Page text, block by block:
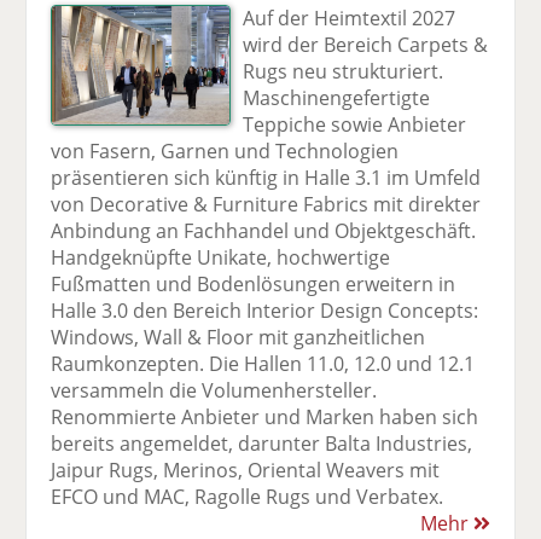
Auf der Heimtextil 2027
wird der Bereich Carpets &
Rugs neu strukturiert.
Maschinengefertigte
Teppiche sowie Anbieter
von Fasern, Garnen und Technologien
präsentieren sich künftig in Halle 3.1 im Umfeld
von Decorative & Furniture Fabrics mit direkter
Anbindung an Fachhandel und Objektgeschäft.
Handgeknüpfte Unikate, hochwertige
Fußmatten und Bodenlösungen erweitern in
Halle 3.0 den Bereich Interior Design Concepts:
Windows, Wall & Floor mit ganzheitlichen
Raumkonzepten. Die Hallen 11.0, 12.0 und 12.1
versammeln die Volumenhersteller.
Renommierte Anbieter und Marken haben sich
bereits angemeldet, darunter Balta Industries,
Jaipur Rugs, Merinos, Oriental Weavers mit
EFCO und MAC, Ragolle Rugs und Verbatex.
Mehr